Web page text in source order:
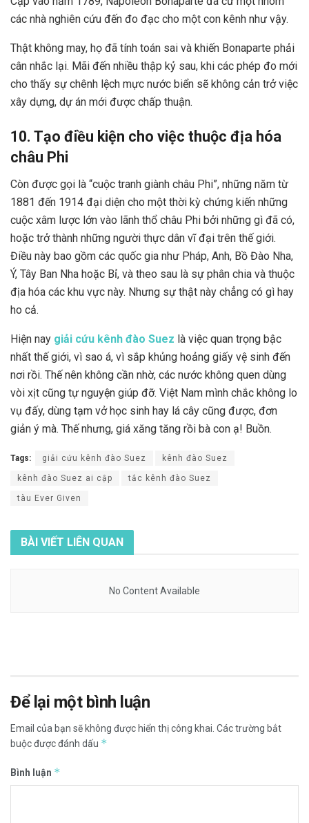
các nhà nghiên cứu đến đo đạc cho một con kênh như vậy.
Thật không may, họ đã tính toán sai và khiến Bonaparte phải
cân nhắc lại. Mãi đến nhiều thập kỷ sau, khi các phép đo mới
cho thấy sự chênh lệch mực nước biển sẽ không cản trở việc
xây dựng, dự án mới được chấp thuận.
10. Tạo điều kiện cho việc thuộc địa hóa
châu Phi
Còn được gọi là “cuộc tranh giành châu Phi”, những năm từ
1881 đến 1914 đại diện cho một thời kỳ chứng kiến ​​những
cuộc xâm lược lớn vào lãnh thổ châu Phi bởi những gì đã có,
hoặc trở thành những người thực dân vĩ đại trên thế giới.
Điều này bao gồm các quốc gia như Pháp, Anh, Bồ Đào Nha,
Ý, Tây Ban Nha hoặc Bỉ, và theo sau là sự phân chia và thuộc
địa hóa các khu vực này. Nhưng sự thật này chẳng có gì hay
ho cả.
Hiện nay giải cứu kênh đào Suez là việc quan trọng bậc
nhất thế giới, vì sao á, vì sắp khủng hoảng giấy vệ sinh đến
nơi rồi. Thế nên không cần nhờ, các nước không quen dùng
vòi xịt cũng tự nguyện giúp đỡ. Việt Nam mình chắc không lo
vụ đấy, dùng tạm vở học sinh hay lá cây cũng được, đơn
giản ý mà. Thế nhưng, giá xăng tăng rồi bà con ạ! Buồn.
Tags: giải cứu kênh đào Suez kênh đào Suez
kênh đào Suez ai cập tắc kênh đào Suez
tàu Ever Given
BÀI VIẾT LIÊN QUAN
No Content Available
Để lại một bình luận
Email của bạn sẽ không được hiển thị công khai. Các trường bắt
buộc được đánh dấu *
Bình luận *